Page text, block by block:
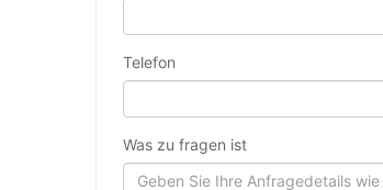
Telefon
Was zu fragen ist